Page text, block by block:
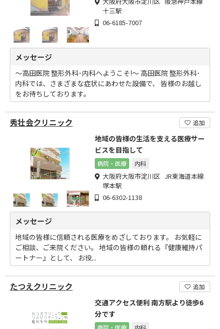
十三駅
06-6185-7007
メッセージ
～高田医院 整形外科･内科へようこそ!～ 高田医院 整形外科･
内科では、さまざまな症状にあわせた設備で、 皆様のお越し
をお待ちしております。
秀壮会クリニック 追加
地域の皆様の生活を支える医療サー
ビスを目指して
病院・医療 内科
大阪府大阪市淀川区 JR東海道本線
塚本駅
06-6302-1138
メッセージ
地域の皆様に信頼される医療をめざしております。 お気軽に
ご相談、ご来院ください。 地域の皆様の頼れる『健康維持パ
ートナー』として、 お役...
たつえクリニック 追加
交通アクセス便利 南方駅より徒歩6
分です
病院・医療 内科